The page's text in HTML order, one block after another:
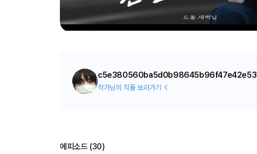
c5e380560ba5d0b98645b96f47e42e53
작가님의 작품 보러가기
에피소드 (30)